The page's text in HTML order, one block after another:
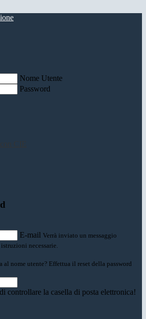
Nome Utente
Password
E-mail Verrà inviato un messaggio
necessarie.
al nome utente? Effettua il reset della password
controllare la casella di posta elettronica!